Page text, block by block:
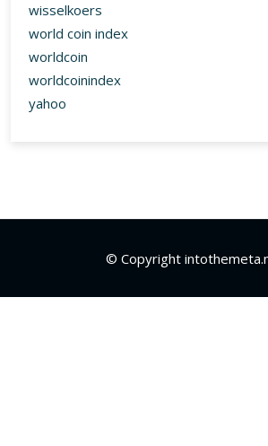
wisselkoers
world coin index
worldcoin
worldcoinindex
yahoo
© Copyright